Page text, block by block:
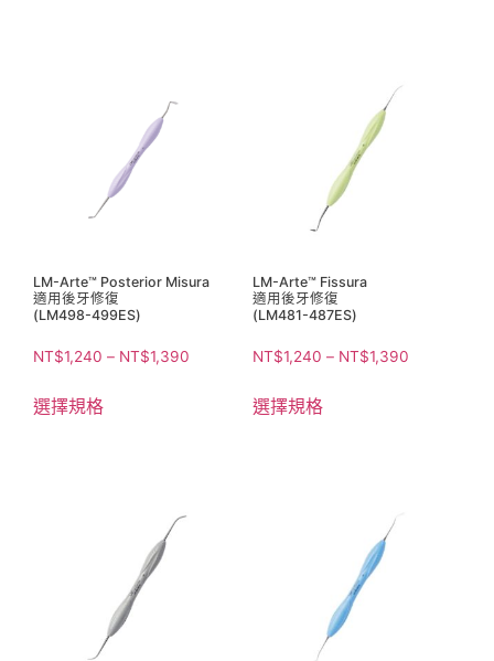
LM-Arte™ Posterior Misura
適用後牙修復
(LM498-499ES)
NT$1,240 – NT$1,390
選擇規格
LM-Arte™ Fissura
適用後牙修復
(LM481-487ES)
NT$1,240 – NT$1,390
選擇規格